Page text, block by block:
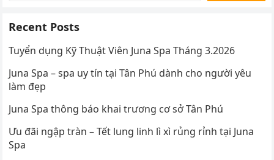
Recent Posts
Tuyển dụng Kỹ Thuật Viên Juna Spa Tháng 3.2026
Juna Spa – spa uy tín tại Tân Phú dành cho người yêu
làm đẹp
Juna Spa thông báo khai trương cơ sở Tân Phú
Ưu đãi ngập tràn – Tết lung linh lì xì rủng rỉnh tại Juna
Spa